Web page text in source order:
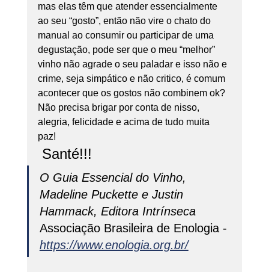
mas elas têm que atender essencialmente
ao seu “gosto”, então não vire o chato do
manual ao consumir ou participar de uma
degustação, pode ser que o meu “melhor”
vinho não agrade o seu paladar e isso não e
crime, seja simpático e não critico, é comum
acontecer que os gostos não combinem ok?
Não precisa brigar por conta de nisso,
alegria, felicidade e acima de tudo muita
paz!
Santé!!!
O Guia Essencial do Vinho,
Madeline Puckette e Justin
Hammack, Editora Intrínseca
Associação Brasileira de Enologia -
https://www.enologia.org.br/